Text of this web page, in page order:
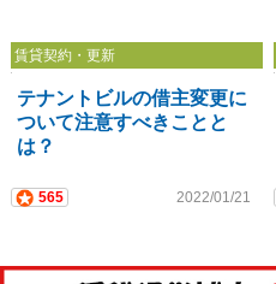
賃貸契約・更新
テナントビルの借主変更に
ついて注意すべきことと
は？
565 2022/01/21